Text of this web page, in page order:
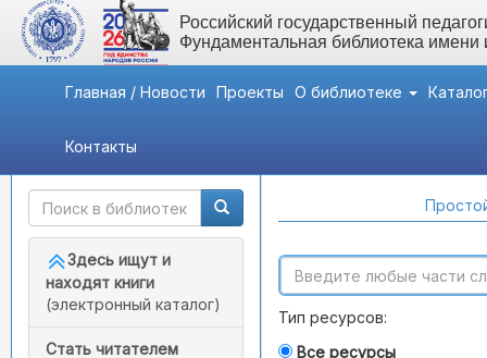
Российский государственный
Фундаментальная библиотека
Главная / Новости Проекты О библиотеке
Контакты
Быстрый доступ
Здесь ищут и
находят книги
(электронный каталог)
Стать читателем
Тип ресурсов:
Все ресурсы